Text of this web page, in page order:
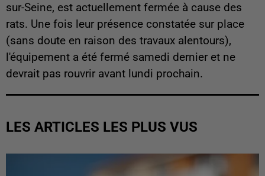
sur-Seine, est actuellement fermée à cause des
rats. Une fois leur présence constatée sur place
(sans doute en raison des travaux alentours),
l'équipement a été fermé samedi dernier et ne
devrait pas rouvrir avant lundi prochain.
LES ARTICLES LES PLUS VUS